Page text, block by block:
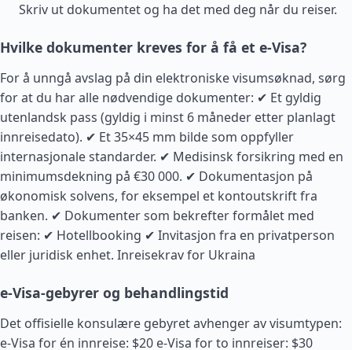
Skriv ut dokumentet og ha det med deg når du reiser.
Hvilke dokumenter kreves for å få et e-Visa?
For å unngå avslag på din elektroniske visumsøknad, sørg
for at du har alle nødvendige dokumenter: ✔ Et gyldig
utenlandsk pass (gyldig i minst 6 måneder etter planlagt
innreisedato). ✔ Et 35×45 mm bilde som oppfyller
internasjonale standarder. ✔ Medisinsk forsikring med en
minimumsdekning på €30 000. ✔ Dokumentasjon på
økonomisk solvens, for eksempel et kontoutskrift fra
banken. ✔ Dokumenter som bekrefter formålet med
reisen: ✔ Hotellbooking ✔ Invitasjon fra en privatperson
eller juridisk enhet. Inreisekrav for Ukraina
e-Visa-gebyrer og behandlingstid
Det offisielle konsulære gebyret avhenger av visumtypen:
e-Visa for én innreise: $20 e-Visa for to innreiser: $30